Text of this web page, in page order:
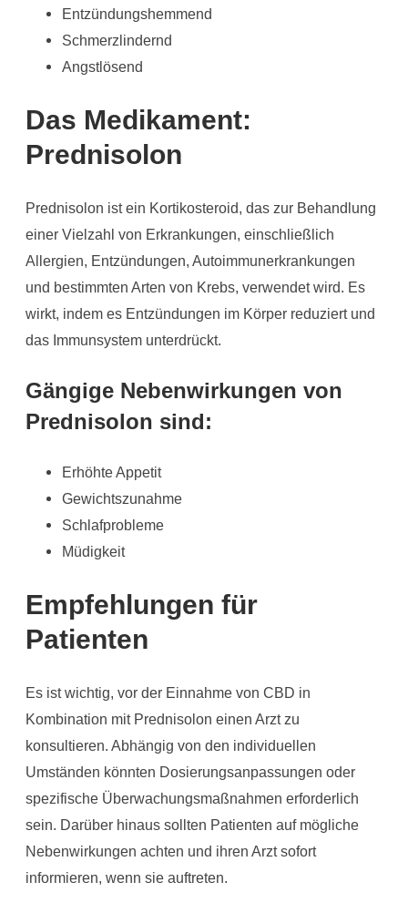
Entzündungshemmend
Schmerzlindernd
Angstlösend
Das Medikament:
Prednisolon
Prednisolon ist ein Kortikosteroid, das zur Behandlung
einer Vielzahl von Erkrankungen, einschließlich
Allergien, Entzündungen, Autoimmunerkrankungen
und bestimmten Arten von Krebs, verwendet wird. Es
wirkt, indem es Entzündungen im Körper reduziert und
das Immunsystem unterdrückt.
Gängige Nebenwirkungen von
Prednisolon sind:
Erhöhte Appetit
Gewichtszunahme
Schlafprobleme
Müdigkeit
Empfehlungen für
Patienten
Es ist wichtig, vor der Einnahme von CBD in
Kombination mit Prednisolon einen Arzt zu
konsultieren. Abhängig von den individuellen
Umständen könnten Dosierungsanpassungen oder
spezifische Überwachungsmaßnahmen erforderlich
sein. Darüber hinaus sollten Patienten auf mögliche
Nebenwirkungen achten und ihren Arzt sofort
informieren, wenn sie auftreten.